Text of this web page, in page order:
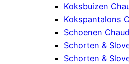
Koksbuizen
Kokspantalons
Schoenen
Schorten &
Schorten &